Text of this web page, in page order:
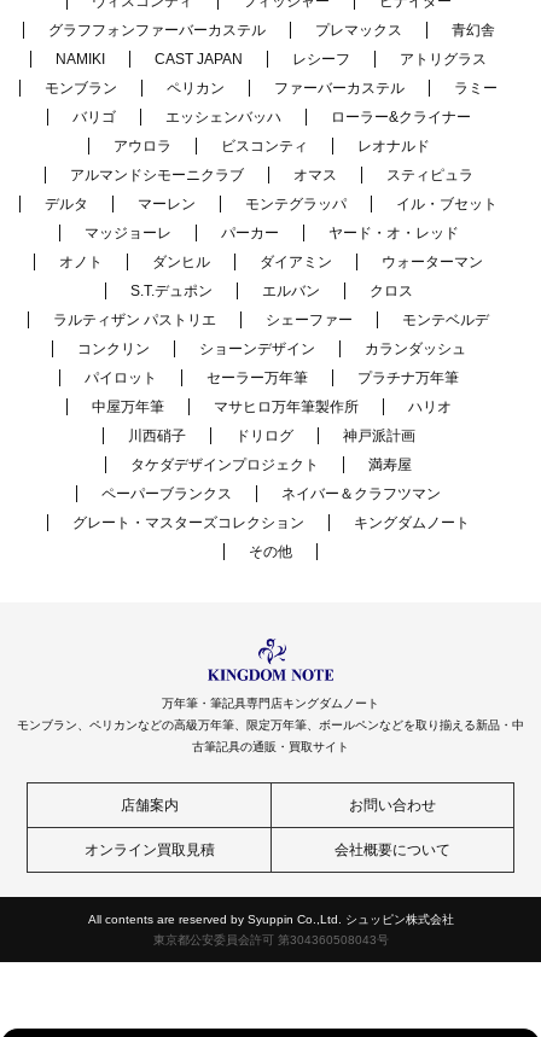
グラフフォンファーバーカステル
プレマックス
青幻舎
NAMIKI
CAST JAPAN レシーフ
アトリグラス
モンブラン
ペリカン ファーバーカステル
ラミー
バリゴ
エッシェンバッハ
ローラー&クライナー
アウロラ
ビスコンティ
レオナルド
アルマンドシモーニクラブ
オマス
スティピュラ
デルタ
マーレン モンテグラッパ
イル・ブセット
マッジョーレ
パーカー
ヤード・オ・レッド
オノト
ダンヒル ダイアミン
ウォーターマン
S.T.デュポン
エルバン
クロス
ラルティザン パストリエ
シェーファー
モンテベルデ
コンクリン
ショーンデザイン
カランダッシュ
パイロット
セーラー万年筆
プラチナ万年筆
中屋万年筆
マサヒロ万年筆製作所
ハリオ
川西硝子
ドリログ
神戸派計画
タケダデザインプロジェクト
満寿屋
ペーパーブランクス
ネイバー＆クラフツマン
グレート・マスターズコレクション
キングダムノート
その他
万年筆・筆記具専門店キングダムノート
モンブラン、ペリカンなどの高級万年筆、限定万年筆、ボールペンなどを取り揃える新品・中
古筆記具の通販・買取サイト
店舗案内 お問い合わせ
オンライン買取見積 会社概要について
All contents are reserved by Syuppin Co.,Ltd. シュッピン株式会社
東京都公安委員会許可 第304360508043号